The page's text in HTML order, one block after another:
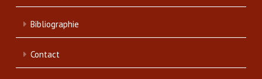
Bibliographie
Contact